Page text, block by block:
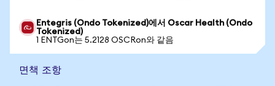
Entegris (Ondo Tokenized)에서 Oscar Health (Ondo
Tokenized)
1 ENTGon는 5.2128 OSCRon와 같음
면책 조항